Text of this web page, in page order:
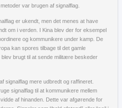
var brugen af signalflag.
er ukendt, men det menes at have
om i verden. I Kina blev der for eksempel
og kommunikere under kamp. De
kan spores tilbage til det gamle
brugt til at sende militære beskeder
signalflag mere udbredt og raffineret.
signalflag til at kommunikere mellem
af hinanden. Dette var afgørende for